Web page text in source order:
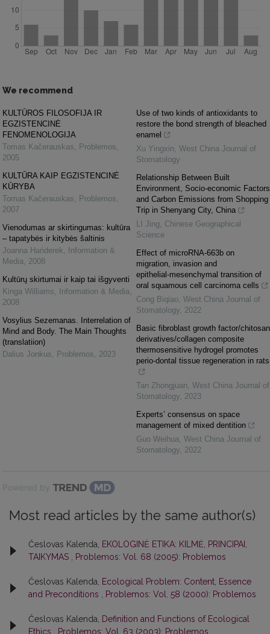
We recommend
KULTŪROS FILOSOFIJA IR
EGZISTENCINĖ
FENOMENOLOGIJA
Tomas Kačerauskas
Problemos
2005
KULTŪRA KAIP EGZISTENCINĖ
KŪRYBA
Tomas Kačerauskas
Problemos
2007
Vienodumas ar skirtingumas: kultūra
– tapatybės ir kitybės šaltinis
Joanna Hańderek
Information &
Media
2008
Kultūrų skirtumai ir kaip tai išgyventi
Kinga Williams
Information & Media
2008
Vosylius Sezemanas. Interrelation of
Mind and Body. The Main Thoughts
(translatiion)
Dalius Jonkus
Problemos 2023
Use of two kinds of antioxidants to
restore the bond strength of bleached
enamel
Xu Yingxin West China Journal of
Stomatology
Relationship Between Built
Environment, Socio-economic Factors
and Carbon Emissions from Shopping
Trip in Shenyang City, China
LI Jing
Chinese Geographical
Science
Effect of microRNA-663b on
migration, invasion and
epithelial‑mesenchymal transition of
oral squamous cell carcinoma cells
Cong Biqiao West China Journal of
Stomatology 2022
Basic fibroblast growth factor/chitosan
derivatives/collagen composite
thermosensitive hydrogel promotes
perio-dontal tissue regeneration in rats
Tan Zhongjuan West China Journal of
Stomatology 2023
Experts’ consensus on space
management of mixed dentition
Guo Weihua West China Journal of
Stomatology 2022
Powered by
Most read articles by the same author(s)
Česlovas Kalenda,
EKOLOGINĖ ETIKA: KILMĖ, PRINCIPAI,
TAIKYMAS
Problemos: Vol. 68 (2005): Problemos
Česlovas Kalenda,
Ecological Problem: Content, Essence
and Preconditions
Problemos: Vol. 58 (2000): Problemos
Česlovas Kalenda,
Definition and Functions of Ecological
Ethics
Problemos: Vol. 63 (2003): Problemos